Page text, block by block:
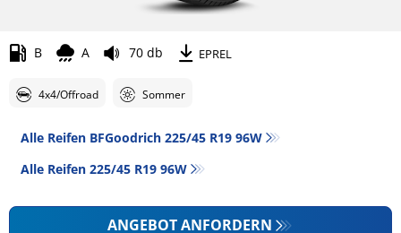
B A 70 db EPREL
4x4/Offroad Sommer
Alle Reifen BFGoodrich 225/45 R19 96W
Alle Reifen‎ 225/45 R19 96W
ANGEBOT ANFORDERN